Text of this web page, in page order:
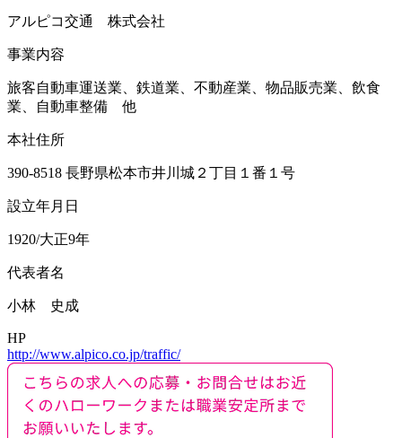
アルピコ交通 株式会社
事業内容
旅客自動車運送業、鉄道業、不動産業、物品販売業、飲食
業、自動車整備 他
本社住所
390-8518 長野県松本市井川城２丁目１番１号
設立年月日
1920/大正9年
代表者名
小林 史成
HP
http://www.alpico.co.jp/traffic/